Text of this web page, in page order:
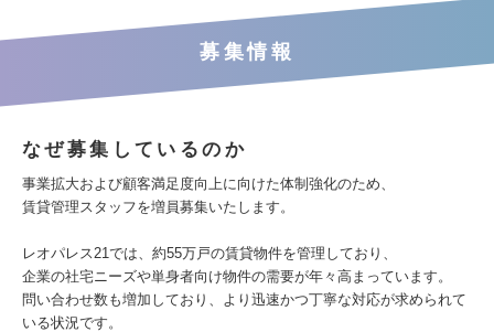
募集情報
なぜ募集しているのか
事業拡大および顧客満足度向上に向けた体制強化のため、
賃貸管理スタッフを増員募集いたします。
レオパレス21では、約55万戸の賃貸物件を管理しており、
企業の社宅ニーズや単身者向け物件の需要が年々高まっています。
問い合わせ数も増加しており、より迅速かつ丁寧な対応が求められて
いる状況です。